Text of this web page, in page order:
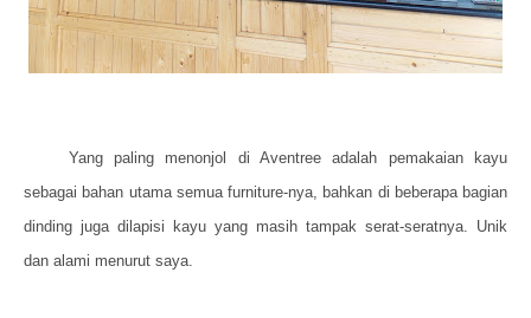
Yang paling menonjol di Aventree adalah pemakaian kayu
sebagai bahan utama semua furniture-nya, bahkan di beberapa bagian
dinding juga dilapisi kayu yang masih tampak serat-seratnya. Unik
dan alami menurut saya.